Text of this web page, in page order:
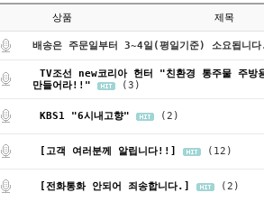
상품 제목
배송은 주문일부터 3~4일(평일기준) 소요됩니
TV조선 new코리아 헌터 "친환경 통주물 주방
만들어라!!"
(3)
KBS1 "6시내고향" (2)
[고객 여러분께 알립니다!!] (12)
[전화통화 안되어 죄송합니다.] (2)